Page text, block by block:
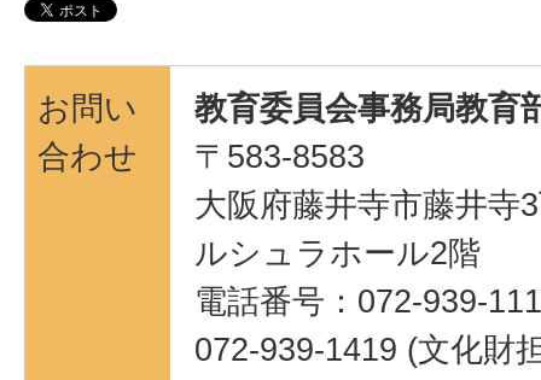
お問い
合わせ
教育委員会事務局教育
〒583-8583
大阪府藤井寺市藤井寺
ルシュラホール2階
電話番号：072-939-
072-939-1419 (文化財